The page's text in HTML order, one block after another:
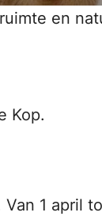
en
Kop.
1 april